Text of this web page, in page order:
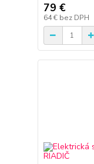
79 €
64 € bez DPH